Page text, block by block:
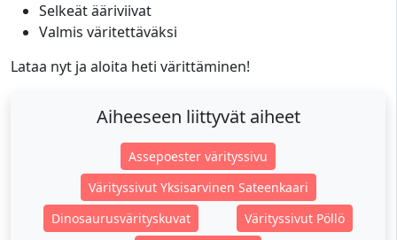
Selkeät ääriviivat
Valmis väritettäväksi
Lataa nyt ja aloita heti värittäminen!
Aiheeseen liittyvät aiheet
Assepoester värityssivu
Värityssivut Yksisarvinen Sateenkaari
Dinosaurusvärityskuvat
Värityssivut Pöllö